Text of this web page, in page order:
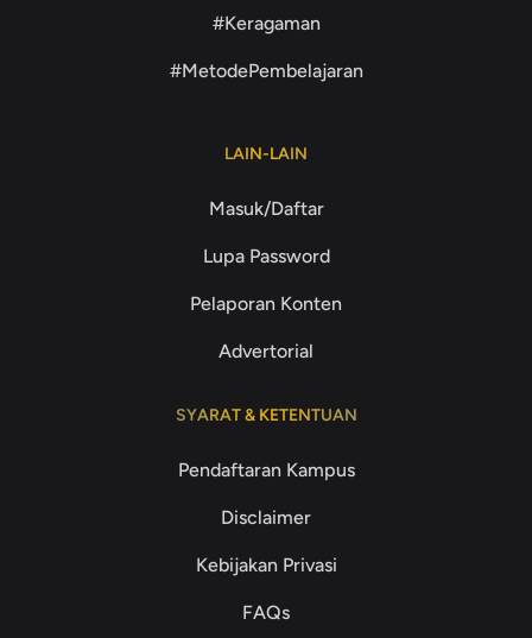
#Keragaman
#MetodePembelajaran
LAIN-LAIN
Masuk/Daftar
Lupa Password
Pelaporan Konten
Advertorial
SYARAT & KETENTUAN
Pendaftaran Kampus
Disclaimer
Kebijakan Privasi
FAQs